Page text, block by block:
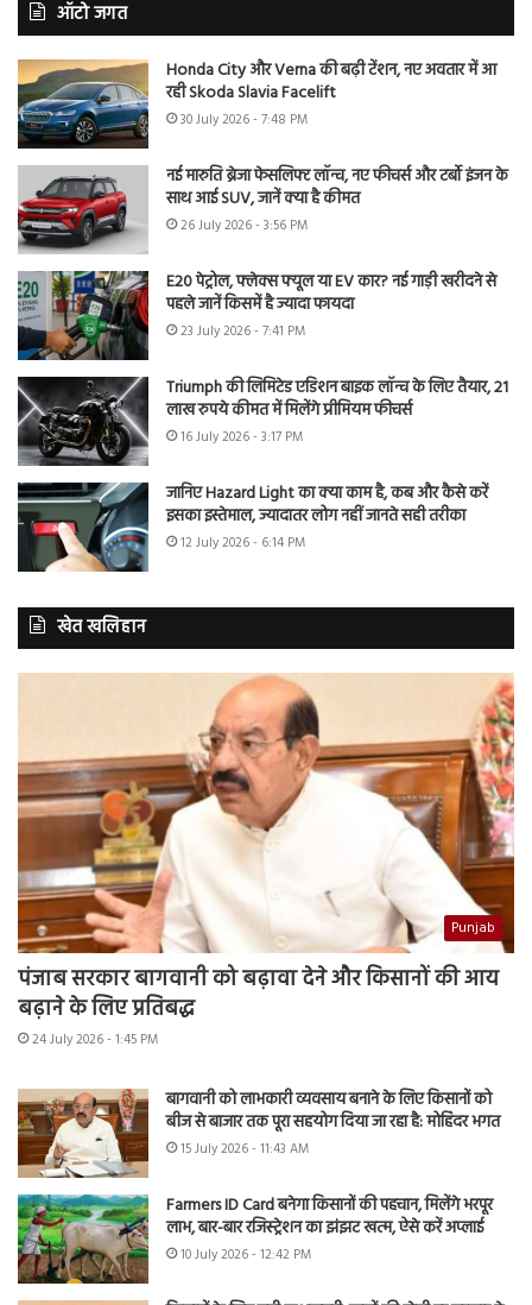
ऑटो जगत
Honda City और Verna की बढ़ी टेंशन, नए अवतार में आ
रही Skoda Slavia Facelift
30 July 2026 - 7:48 PM
नई मारुति ब्रेजा फेसलिफ्ट लॉन्च, नए फीचर्स और टर्बो इंजन के
साथ आई SUV, जानें क्या है कीमत
26 July 2026 - 3:56 PM
E20 पेट्रोल, फ्लेक्स फ्यूल या EV कार? नई गाड़ी खरीदने से
पहले जानें किसमें है ज्यादा फायदा
23 July 2026 - 7:41 PM
Triumph की लिमिटेड एडिशन बाइक लॉन्च के लिए तैयार, 21
लाख रुपये कीमत में मिलेंगे प्रीमियम फीचर्स
16 July 2026 - 3:17 PM
जानिए Hazard Light का क्या काम है, कब और कैसे करें
इसका इस्तेमाल, ज्यादातर लोग नहीं जानते सही तरीका
12 July 2026 - 6:14 PM
खेत खलिहान
Punjab
पंजाब सरकार बागवानी को बढ़ावा देने और किसानों की आय
बढ़ाने के लिए प्रतिबद्ध
24 July 2026 - 1:45 PM
बागवानी को लाभकारी व्यवसाय बनाने के लिए किसानों को
बीज से बाजार तक पूरा सहयोग दिया जा रहा है: मोहिंदर भगत
15 July 2026 - 11:43 AM
Farmers ID Card बनेगा किसानों की पहचान, मिलेंगे भरपूर
लाभ, बार-बार रजिस्ट्रेशन का झंझट खत्म, ऐसे करें अप्लाई
10 July 2026 - 12:42 PM